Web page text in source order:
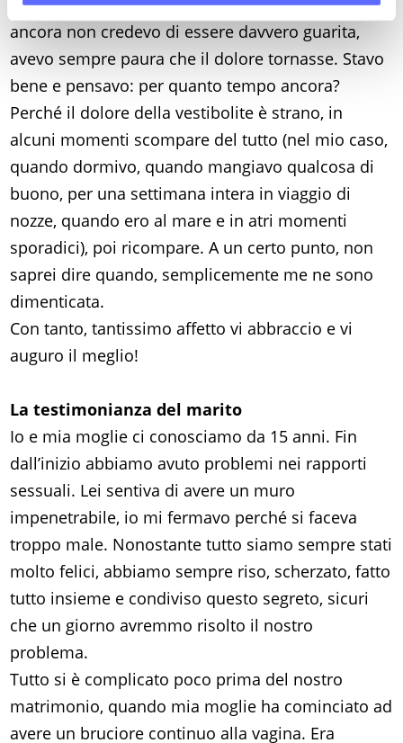
credevo. A maggio 2016 potevo avere rapporti, ma
ancora non credevo di essere davvero guarita,
avevo sempre paura che il dolore tornasse. Stavo
bene e pensavo: per quanto tempo ancora?
Perché il dolore della vestibolite è strano, in
alcuni momenti scompare del tutto (nel mio caso,
quando dormivo, quando mangiavo qualcosa di
buono, per una settimana intera in viaggio di
nozze, quando ero al mare e in atri momenti
sporadici), poi ricompare. A un certo punto, non
saprei dire quando, semplicemente me ne sono
dimenticata.
Con tanto, tantissimo affetto vi abbraccio e vi
auguro il meglio!
La testimonianza del marito
Io e mia moglie ci conosciamo da 15 anni. Fin
dall’inizio abbiamo avuto problemi nei rapporti
sessuali. Lei sentiva di avere un muro
impenetrabile, io mi fermavo perché si faceva
troppo male. Nonostante tutto siamo sempre stati
molto felici, abbiamo sempre riso, scherzato, fatto
tutto insieme e condiviso questo segreto, sicuri
che un giorno avremmo risolto il nostro
problema.
Tutto si è complicato poco prima del nostro
matrimonio, quando mia moglie ha cominciato ad
avere un bruciore continuo alla vagina. Era